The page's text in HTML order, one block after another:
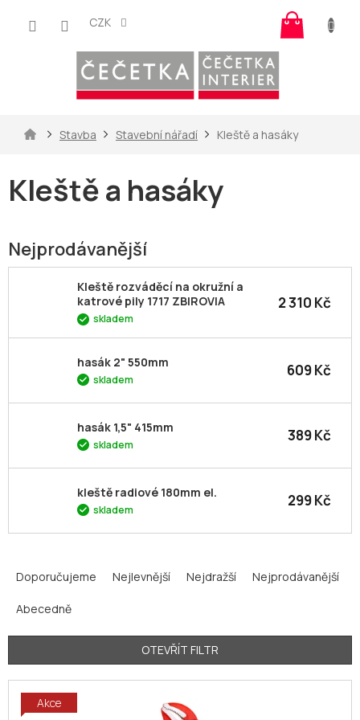
CZK
košík
DomůStavba Stavební nářadí Kleště a hasáky
Kleště a hasáky
Nejprodávanější
Kleště rozváděcí na okružní a
katrové pily 1717 ZBIROVIA
skladem
2 310 Kč
hasák 2" 550mm
skladem 609 Kč
hasák 1,5" 415mm
skladem 389 Kč
kleště radiové 180mm el.
skladem 299 Kč
a
e
n
p
Doporučujeme Nejlevnější Nejdražší Nejprodávanější
Abecedně
OTEVŘÍT FILTR
V
Akce